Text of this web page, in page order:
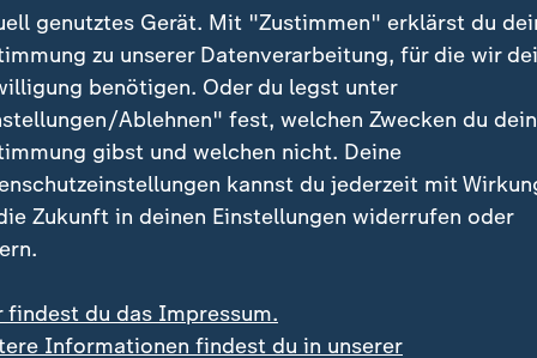
mehr zu besuchen?
Formel 1 in Zahlen
:WM-
vertagt:
siegt in Katar
Die Formel 1 in
Wertungen und
genutztes Gerät. Mit "Zustimmen" erklärst du
zu unserer Datenverarbeitung, für die wir
benötigen. Oder du legst unter
Ablehnen" fest, welchen Zwecken du
gibst und welchen nicht. Deine
kannst du jederzeit mit
Zukunft in deinen Einstellungen widerrufen oder
findest du das Impressum.
Informationen findest du in unserer